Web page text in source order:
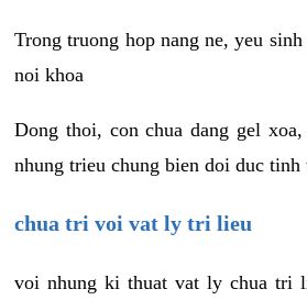
Trong truong hop nang ne, yeu
noi khoa
Dong thoi, con chua dang gel
nhung trieu chung bien doi duc
chua tri voi vat ly tri lieu
voi nhung ki thuat vat ly chua tri